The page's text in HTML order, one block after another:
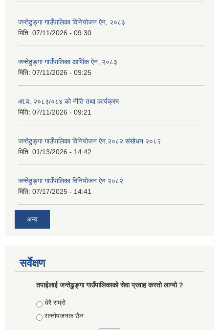
जन्तेढुङ्गा गाउँपालिका विनियोजन ऐन, २०८३
मिति: 07/11/2026 - 09:30
जन्तेढुङ्गा गाउँपालिका आर्थिक ऐन ,२०८३
मिति: 07/11/2026 - 09:25
आ.व. २०८३/०८४ को नीति तथा कार्यक्रम
मिति: 07/11/2026 - 09:21
जन्तेढुङ्गा गाउँपालिका विनियोजन ऐन,२०८२ संसोधन २०८२
मिति: 01/13/2026 - 14:42
जन्तेढुङ्गा गाउँपालिका विनियोजन ऐन २०८२
मिति: 07/17/2025 - 14:41
अन्य
सर्वेक्षण
तपाईलाई जन्तेढुङ्गा गाउँपालिकाको सेवा प्रवाह कस्तो लाग्यो ?
Choices
धेरै राम्रो
सन्तोषजनक छैन